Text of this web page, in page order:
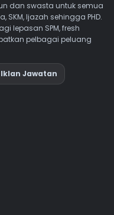
dan swasta untuk semua
SKM, Ijazah sehingga PHD.
lepasan SPM, fresh
pelbagai peluang
Jawatan